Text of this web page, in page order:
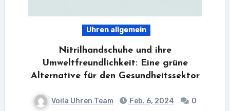
Uhren allgemein
Nitrilhandschuhe und ihre
Umweltfreundlichkeit: Eine grüne
Alternative für den Gesundheitssektor
Voila Uhren Team Feb. 6, 2024
0